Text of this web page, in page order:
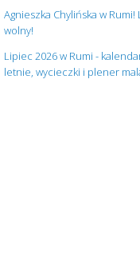
Agnieszka Chylińska w
wolny!
Lipiec 2026 w Rumi -
letnie, wycieczki i plener